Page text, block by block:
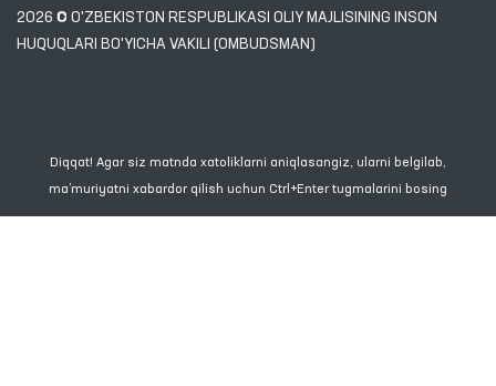
2026 © O'ZBEKISTON RESPUBLIKASI OLIY MAJLISINING INSON
HUQUQLARI BO'YICHA VAKILI (OMBUDSMAN)
Diqqat! Agar siz matnda xatoliklarni aniqlasangiz, ularni belgilab,
ma’muriyatni xabardor qilish uchun Ctrl+Enter tugmalarini bosing